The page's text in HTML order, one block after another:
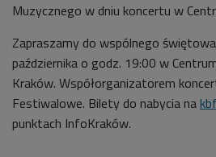
Muzycznego w dniu koncertu w
Zapraszamy do wspólnego
października o godz. 19:00 w
Kraków. Współorganizatorem
Festiwalowe. Bilety do nabycia na
punktach InfoKraków.